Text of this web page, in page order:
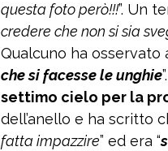
questa foto però!!!”. Un
credere che non si sia
Qualcuno ha osservato
che si facesse le unghie
settimo cielo per la
dell’anello e ha scritto
fatta impazzire” ed era “